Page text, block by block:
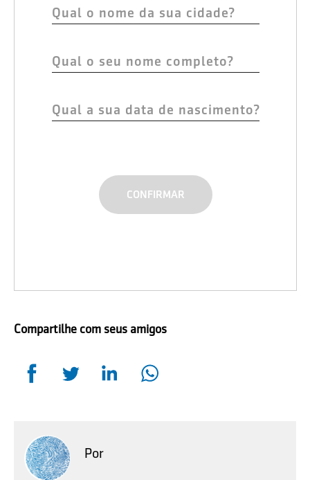
Compartilhe com seus amigos
Por